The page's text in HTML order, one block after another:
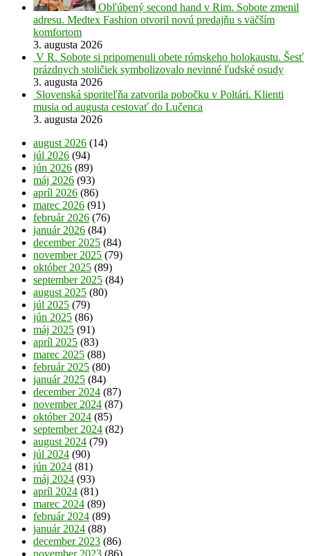
Obľúbený second hand v Rim. Sobote zmenil
adresu. Medtex Fashion otvoril novú predajňu s väčším
komfortom
3. augusta 2026
V R. Sobote si pripomenuli obete rómskeho holokaustu. Šesť
prázdnych stoličiek symbolizovalo nevinné ľudské osudy
3. augusta 2026
Slovenská sporiteľňa zatvorila pobočku v Poltári. Klienti
musia od augusta cestovať do Lučenca
3. augusta 2026
august 2026 (14)
júl 2026 (94)
jún 2026 (89)
máj 2026 (93)
apríl 2026 (86)
marec 2026 (91)
február 2026 (76)
január 2026 (84)
december 2025 (84)
november 2025 (79)
október 2025 (89)
september 2025 (84)
august 2025 (80)
júl 2025 (79)
jún 2025 (86)
máj 2025 (91)
apríl 2025 (83)
marec 2025 (88)
február 2025 (80)
január 2025 (84)
december 2024 (87)
november 2024 (87)
október 2024 (85)
september 2024 (82)
august 2024 (79)
júl 2024 (90)
jún 2024 (81)
máj 2024 (93)
apríl 2024 (81)
marec 2024 (89)
február 2024 (89)
január 2024 (88)
december 2023 (86)
november 2023 (86)